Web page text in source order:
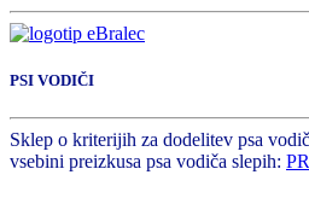
PSI VODIČI
Sklep o kriterijih za dodelitev psa
vsebini preizkusa psa vodiča slepih: